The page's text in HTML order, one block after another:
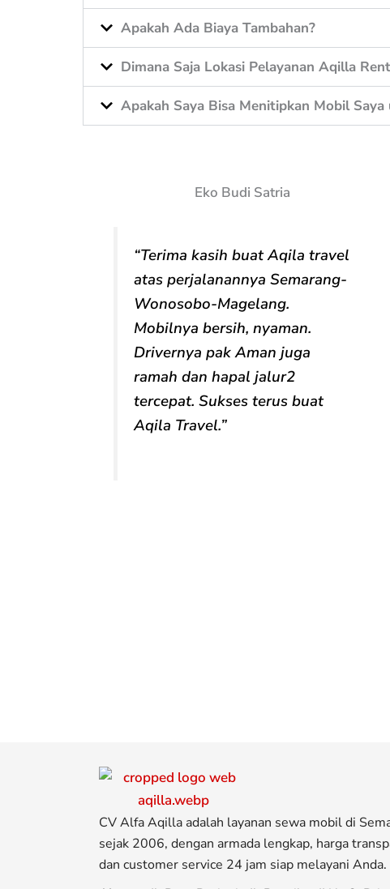
Apakah Ada Biaya Tambahan?
Dimana Saja Lokasi Pelayanan Aqilla
Apakah Saya Bisa Menitipkan Mobil
Eko Budi Satria
“Terima kasih buat Aqila travel
atas perjalanannya Semarang-
Wonosobo-Magelang.
Mobilnya bersih, nyaman.
Drivernya pak Aman juga
ramah dan hapal jalur2
tercepat. Sukses terus buat
Aqila Travel.”
CV Alfa Aqilla adalah layanan sewa mobil di
sejak 2006, dengan armada lengkap, harga
dan customer service 24 jam siap melayani Anda.